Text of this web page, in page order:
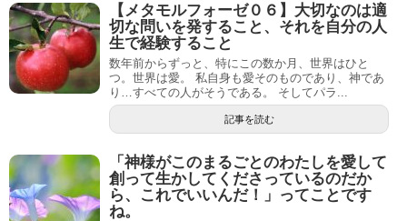
【メタモルフォーゼ０６】大切なのは適
切な問いを発すること、それを自分の人
生で経験すること
数年前からずっと、特にこの数か月、世界はひと
つ。世界は愛。 私自身も愛そのものであり、神であ
り…すべての人がそうである。 そしてパラ...
記事を読む
「神様がこのまるごとのわたしを愛して
創って生かしてくださっているのだか
ら、これでいいんだ！」ってことです
ね。